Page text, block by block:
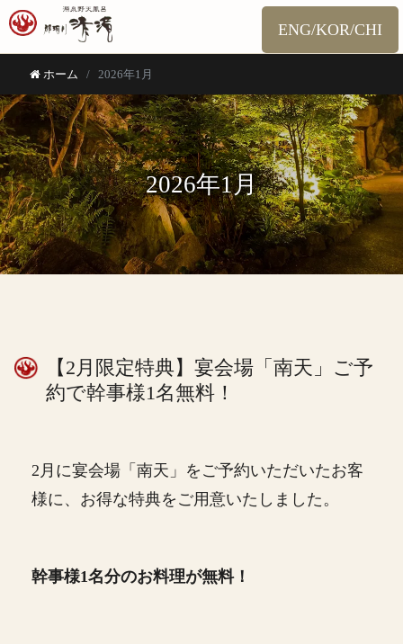
ENG/KOR/CHI
ホーム 2026年1月
2026年1月
【2月限定特典】宴会場「南天」ご予
約で幹事様1名無料！
2月に宴会場「南天」をご予約いただいたお客
様に、お得な特典をご用意いたしました。
幹事様1名分のお料理が無料！